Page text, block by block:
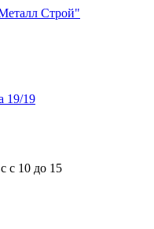
19/19
c 10 до 15